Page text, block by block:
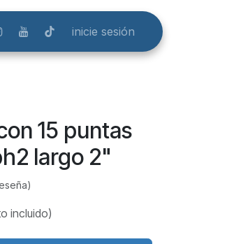
inicie sesión
15 puntas
largo 2"
incluido)